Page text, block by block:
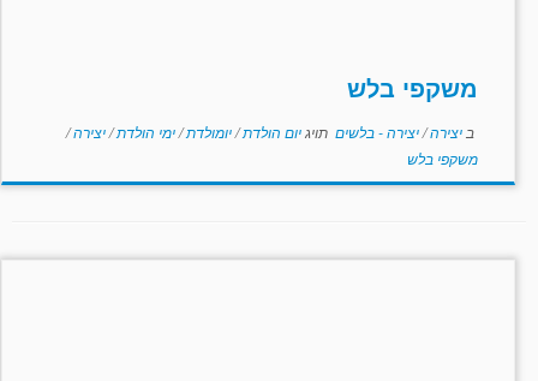
משקפי בלש
ב יצירה/יצירה - בלשים תויגיום הולדת/יומולדת/ימי הולדת/יצירה/
משקפי בלש